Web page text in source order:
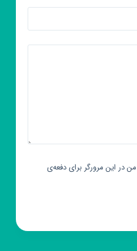
در این مرورگر برای دفعه‌ی